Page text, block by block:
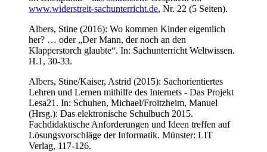
www.widerstreit-sachunterricht.de, Nr. 22 (5 Seiten).
Albers, Stine (2016): Wo kommen Kinder eigentlich
her? … oder „Der Mann, der noch an den
Klapperstorch glaubte“. In: Sachunterricht Weltwissen.
H.1, 30-33.
Albers, Stine/Kaiser, Astrid (2015): Sachorientiertes
Lehren und Lernen mithilfe des Internets - Das Projekt
Lesa21. In: Schuhen, Michael/Froitzheim, Manuel
(Hrsg.): Das elektronische Schulbuch 2015.
Fachdidaktische Anforderungen und Ideen treffen auf
Lösungsvorschläge der Informatik. Münster: LIT
Verlag, 117-126.